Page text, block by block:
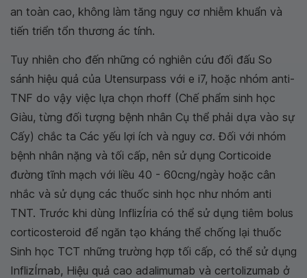
an toàn cao, không làm tăng nguy cơ nhiễm khuẩn và
tiến triển tổn thương ác tính.
Tuy nhiên cho đến những có nghiên cứu đối đấu So
sánh hiệu quả của Utensurpass với e i7, hoặc nhóm anti-
TNF do vậy việc lựa chọn rhoff (Chế phẩm sinh học
Giàu, từng đối tượng bệnh nhân Cụ thể phải dựa vào sự
Cấy) chắc ta Các yếu lợi ích và nguy cơ. Đối với nhóm
bệnh nhân nặng và tối cấp, nên sử dụng Corticoide
đường tĩnh mạch với liều 40 - 60cng/ngày hoặc cân
nhắc và sử dụng các thuốc sinh học như nhóm anti
TNT. Trước khi dùng InflizÍria có thể sử dụng tiêm bolus
corticosteroid để ngăn tạo kháng thể chống lại thuốc
Sinh học TCT những trường hợp tối cấp, có thể sử dụng
InflizÍrnab, Hiệu quả cao adalimumab và certolizumab ở